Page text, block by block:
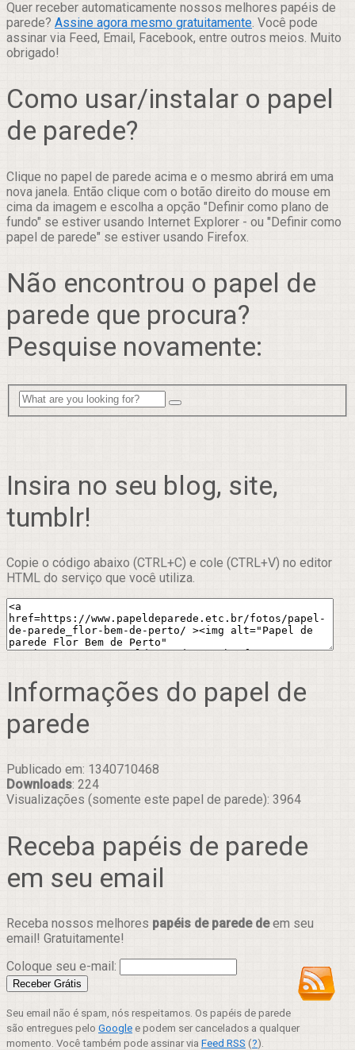
Quer receber automaticamente nossos melhores papéis de
parede? Assine agora mesmo gratuitamente. Você pode
assinar via Feed, Email, Facebook, entre outros meios. Muito
obrigado!
Como usar/instalar o papel
de parede?
Clique no papel de parede acima e o mesmo abrirá em uma
nova janela. Então clique com o botão direito do mouse em
cima da imagem e escolha a opção "Definir como plano de
fundo" se estiver usando Internet Explorer - ou "Definir como
papel de parede" se estiver usando Firefox.
Não encontrou o papel de
parede que procura?
Pesquise novamente:
Insira no seu blog, site,
tumblr!
Copie o código abaixo (CTRL+C) e cole (CTRL+V) no editor
HTML do serviço que você utiliza.
Informações do papel de
parede
Publicado em: 1340710468
Downloads: 224
Visualizações (somente este papel de parede): 3964
Receba papéis de parede
em seu email
Receba nossos melhores papéis de parede deem seu
email! Gratuitamente!
Coloque seu e-mail:
Seu email não é spam, nós respeitamos. Os papéis de parede
são entregues pelo Google e podem ser cancelados a qualquer
momento. Você também pode assinar via Feed RSS (?).